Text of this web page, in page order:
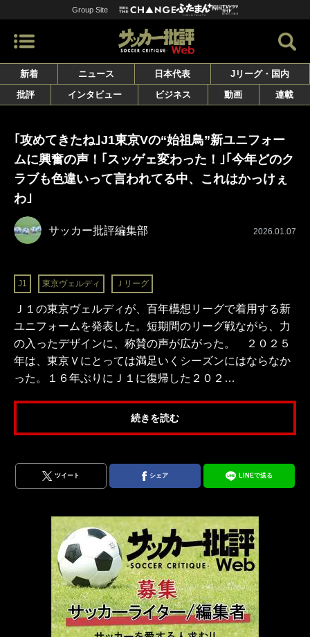
Group Site
新着 ニュース 日本代表
Jリーグ・国内
批評
インタビュー ビジネス 動画 連載
｢攻めてきたね｣J1東京Vの“始祖鳥”新ユニフォー
ムに興奮の声！｢スッゲェ変わった！｣｢今年どのク
ラブも色違いって言われてる中、これはかっけぇ
わ｣
サッカー批評編集部 2026.01.07
J1 東京ヴェルディ Ｊリーグ
Ｊ１の東京ヴェルディが、百年構想リーグで着用する新
ユニフォームを発表した。短期間のリーグ戦ながら、力
の入ったデザインに、称賛の声が広がった。 ２０２５
年は、東京Ｖにとっては満足いくシーズンにはならなか
った。１６年ぶりにＪ１に復帰した２０２…
続きを読む
ツイート シェア LINEで送る